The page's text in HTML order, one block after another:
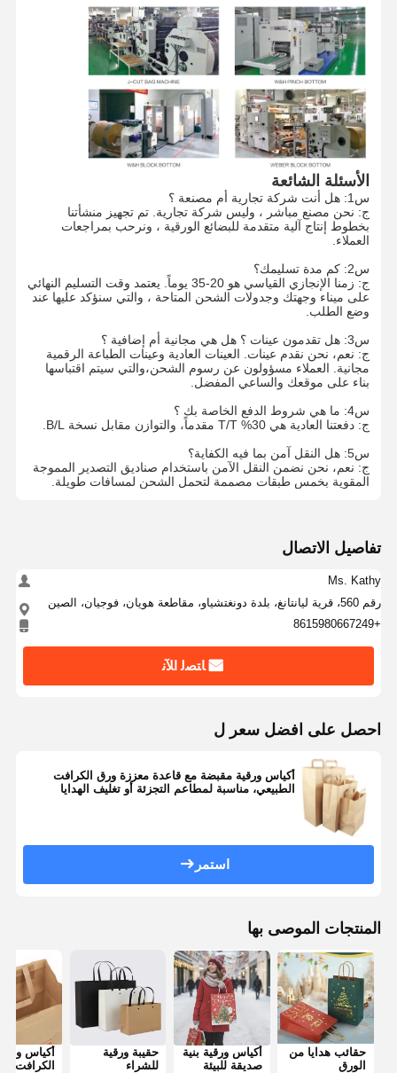
الحالات اطلب اقتباس
كيس ورقي قابل لإعادة التدوير
أكياس الورق الملتوية الملتوية
أكياس توصيل طعام ورقية
أكياس الورق sos
كيس الورق المقطوع
حقائب التجارة الإلكترونية
كيس الورق المقبض المسطح
أكياس الورق المصنوعة يدوياً
المواد المستخدمة مرة واحدة في خدمات الطعام
حقائب الورق القاعية
لفة ورق حراري
الأسئلة الشائعة
س1: هل أنت شركة تجارية أم مصنعة ؟
ج: نحن مصنع مباشر ، وليس شركة تجارية. تم تجهيز منشأتنا
بخطوط إنتاج آلية متقدمة للبضائع الورقية ، ونرحب بمراجعات
العملاء.
س2: كم مدة تسليمك؟
ج: زمنا الإنجازي القياسي هو 20-35 يوماً. يعتمد وقت التسليم النهائي
على ميناء وجهتك وجدولات الشحن المتاحة ، والتي سنؤكد عليها عند
وضع الطلب.
س3: هل تقدمون عينات ؟ هل هي مجانية أم إضافية ؟
ج: نعم، نحن نقدم عينات. العينات العادية وعينات الطباعة الرقمية
مجانية. العملاء مسؤولون عن رسوم الشحن،والتي سيتم اقتباسها
بناء على موقعك والساعي المفضل.
س4: ما هي شروط الدفع الخاصة بك ؟
ج: دفعتنا العادية هي 30% T/T مقدماً، والتوازن مقابل نسخة B/L.
س5: هل النقل آمن بما فيه الكفاية؟
ج: نعم، نحن نضمن النقل الآمن باستخدام صناديق التصدير المموجة
المقوية بخمس طبقات مصممة لتحمل الشحن لمسافات طويلة.
تفاصيل الاتصال
Ms. Kathy
رقم 560، قرية ليانتانغ، بلدة دونغتشياو، مقاطعة هويان، فوجيان، الصين
+8615980667249
ﺎﺘﺼﻟ ﺍﻶﻧ
احصل على افضل سعر ل
أكياس ورقية مقبضة مع قاعدة معززة ورق الكرافت
الطبيعي، مناسبة لمطاعم التجزئة أو تغليف الهدايا
استمر
المنتجات الموصى بها
حقائب هدايا من
الورق
أكياس ورقية بنية
صديقة للبيئة
حقيبة ورقية
للشراء
أكياس ورق
الكرافت